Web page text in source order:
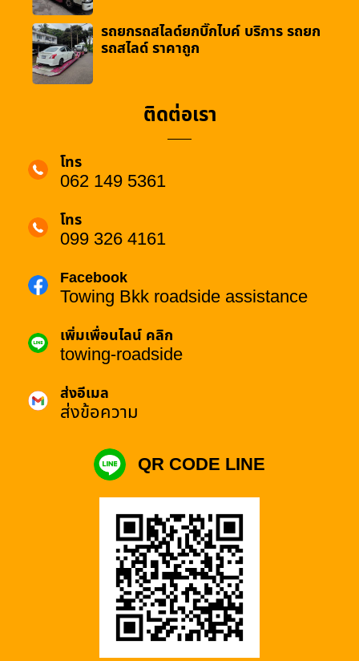
รถยกรถสไลด์ยกบิ๊กไบค์ บริการ รถยก
รถสไลด์ ราคาถูก
ติดต่อเรา
โทร
062 149 5361
โทร
099 326 4161
Facebook
Towing Bkk roadside assistance
เพิ่มเพื่อนไลน์ คลิก
towing-roadside
ส่งอีเมล
ส่งข้อความ
QR CODE LINE